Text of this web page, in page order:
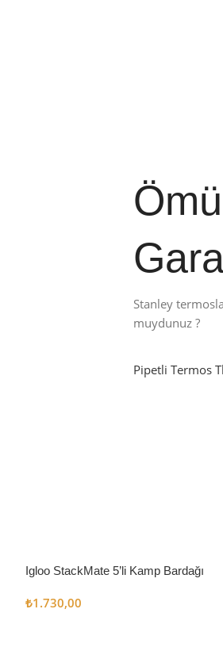
Stanley
muydunuz ?
Pipetli Termos
Igloo StackMate 5’li Kamp Bardağı
₺1.730,00